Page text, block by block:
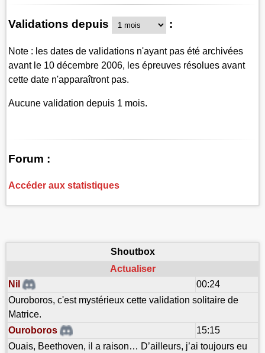
Validations depuis :
Note : les dates de validations n'ayant pas été archivées
avant le 10 décembre 2006, les épreuves résolues avant
cette date n'apparaîtront pas.
Aucune validation depuis 1 mois.
Forum :
Accéder aux statistiques
Shoutbox
Actualiser
Nil
00:24
Ouroboros, c'est mystérieux cette validation solitaire de
Matrice.
Ouroboros
15:15
Ouais, Beethoven, il a raison… D’ailleurs, j’ai toujours eu